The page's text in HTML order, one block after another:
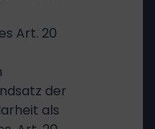
Art. 20
der
als